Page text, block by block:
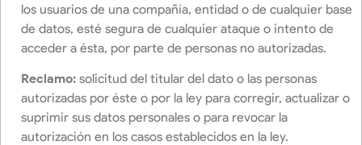
los usuarios de una compañía, entidad o de cualquier base
de datos, esté segura de cualquier ataque o intento de
acceder a ésta, por parte de personas no autorizadas.
Reclamo: solicitud del titular del dato o las personas
autorizadas por éste o por la ley para corregir, actualizar o
suprimir sus datos personales o para revocar la
autorización en los casos establecidos en la ley.